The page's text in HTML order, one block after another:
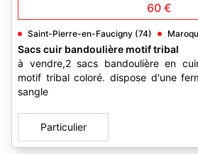
60 €
Saint-Pierre-en-Faucigny (74)
Sacs cuir bandoulière motif tribal
à vendre,2 sacs bandoulière en
motif tribal coloré. dispose d'une
sangle
Particulier